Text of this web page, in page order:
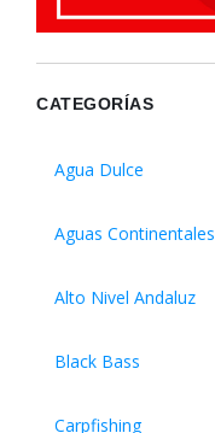
CATEGORÍAS
Agua Dulce
Aguas Continentales
Alto Nivel Andaluz
Black Bass
Carpfishing